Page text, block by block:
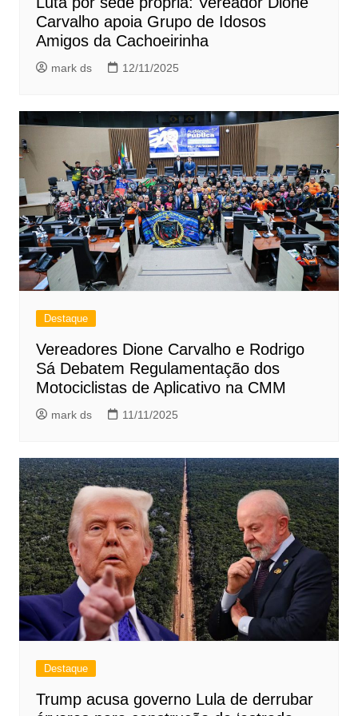
Carvalho apoia Grupo de Idosos
Amigos da Cachoeirinha
mark ds 12/11/2025
Destaque
Vereadores Dione Carvalho e Rodrigo
Sá Debatem Regulamentação dos
Motociclistas de Aplicativo na CMM
mark ds 11/11/2025
Destaque
Trump acusa governo Lula de derrubar